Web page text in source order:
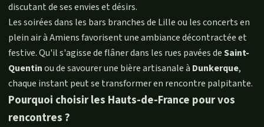
discutant de ses envies et désirs.
Les soirées dans les bars branches de Lille ou les concerts en
plein air à Amiens favorisent une ambiance décontractée et
festive. Qu'il s'agisse de flâner dans les rues pavées deSaint-
Quentinou de savourer une bière artisanale à Dunkerque,
chaque instant peut se transformer en rencontre palpitante.
Pourquoi choisir les Hauts-de-France pour vos
rencontres ?